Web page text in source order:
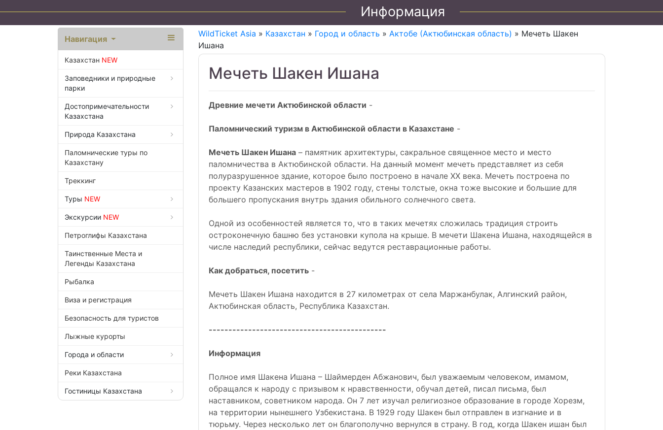
Информация
Навигация
Казахстан NEW
Заповедники и природные
парки
Достопримечательности
Казахстана
Природа Казахстана
Паломнические туры по
Казахстану
Треккинг
Туры NEW
Экскурсии NEW
Петроглифы Казахстана
Таинственные Места и
Легенды Казахстана
Рыбалка
Виза и регистрация
Безопасность для туристов
Лыжные курорты
Города и области
Реки Казахстана
Гостиницы Казахстана
WildTicket Asia » Казахстан » Город и область » Актобе (Актюбинская область) » Мечеть Шакен
Ишана
Мечеть Шакен Ишана
Древние мечети Актюбинской области -
Паломнический туризм в Актюбинской области в Казахстане -
Мечеть Шакен Ишана – памятник архитектуры, сакральное священное место и место
паломничества в Актюбинской области. На данный момент мечеть представляет из себя
полуразрушенное здание, которое было построено в начале XX века. Мечеть построена по
проекту Казанских мастеров в 1902 году, стены толстые, окна тоже высокие и большие для
большего пропускания внутрь здания обильного солнечного света.
Одной из особенностей является то, что в таких мечетях сложилась традиция строить
остроконечную башню без установки купола на крыше. В мечети Шакена Ишана, находящейся в
числе наследий республики, сейчас ведутся реставрационные работы.
Как добраться, посетить -
Мечеть Шакен Ишана находится в 27 километрах от села Маржанбулак, Алгинский район,
Актюбинская область, Республика Казахстан.
---------------------------------------------
Информация
Полное имя Шакена Ишана – Шаймерден Абжанович, был уважаемым человеком, имамом,
обращался к народу с призывом к нравственности, обучал детей, писал письма, был
наставником, советником народа. Он 7 лет изучал религиозное образование в городе Хорезм,
на территории нынешнего Узбекистана. В 1929 году Шакен был отправлен в изгнание и в
тюрьму. Через несколько лет он благополучно вернулся в страну. В год, когда Шакен ишан был